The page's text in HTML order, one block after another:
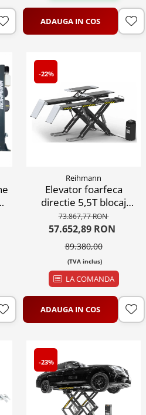
ADAUGA IN COS
-22%
Reihmann
Elevator foarfeca
directie 5,5T blocaj
manual, 380V
73.867,77 RON
57.652,89 RON
89.380,00
(TVA inclus)
LA COMANDA
ADAUGA IN COS
-23%